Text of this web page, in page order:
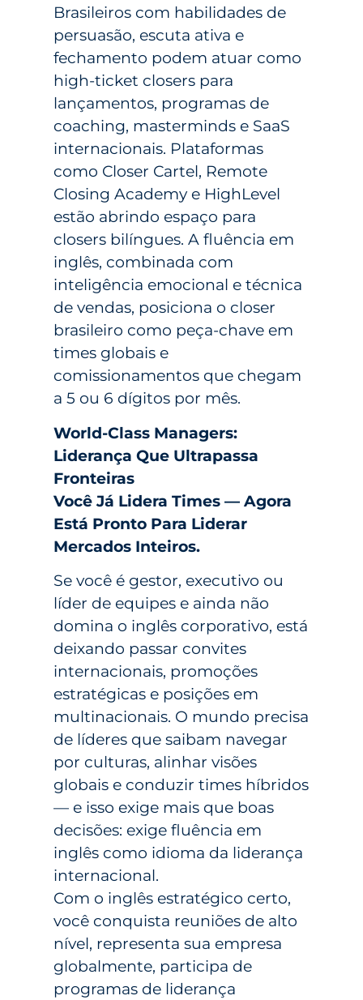
Brasileiros com habilidades de
persuasão, escuta ativa e
fechamento podem atuar como
high-ticket closers para
lançamentos, programas de
coaching, masterminds e SaaS
internacionais. Plataformas
como Closer Cartel, Remote
Closing Academy e HighLevel
estão abrindo espaço para
closers bilíngues. A fluência em
inglês, combinada com
inteligência emocional e técnica
de vendas, posiciona o closer
brasileiro como peça-chave em
times globais e
comissionamentos que chegam
a 5 ou 6 dígitos por mês.
World-Class Managers:
Liderança Que Ultrapassa
Fronteiras
Você Já Lidera Times — Agora
Está Pronto Para Liderar
Mercados Inteiros.
Se você é gestor, executivo ou
líder de equipes e ainda não
domina o inglês corporativo, está
deixando passar convites
internacionais, promoções
estratégicas e posições em
multinacionais. O mundo precisa
de líderes que saibam navegar
por culturas, alinhar visões
globais e conduzir times híbridos
— e isso exige mais que boas
decisões: exige fluência em
inglês como idioma da liderança
internacional.
Com o inglês estratégico certo,
você conquista reuniões de alto
nível, representa sua empresa
globalmente, participa de
programas de liderança